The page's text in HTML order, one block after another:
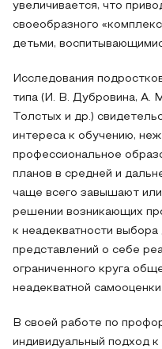
увеличивается, что
своеобразного
детьми,
Исследования
типа (И. В. Дубровина, А.
Толстых и др.)
интереса к обучению,
профессиональное
планов в средней и
чаще всего завышают
решении возникающих
к неадекватности выбора
представлений о себе
ограниченного круга
неадекватной самооценки.
В своей работе по
индивидуальный подход